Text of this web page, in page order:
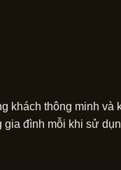
khách thông minh và
gia đình mỗi khi sử